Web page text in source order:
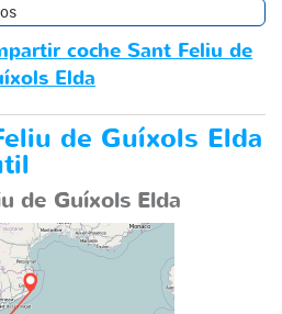
coche Sant Feliu de
Elda
de Guíxols Elda
de Guíxols Elda